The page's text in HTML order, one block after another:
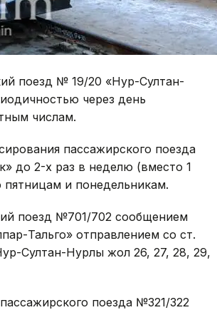
поезд № 19/20 «Нур-Султан-
через день
числам.
пассажирского поезда
до 2-х раз в неделю (вместо 1
и понедельникам.
поезд №701/702 сообщением
Тальго» отправлением со ст.
Султан-Нурлы жол 26, 27, 28, 29,
поезда №321/322